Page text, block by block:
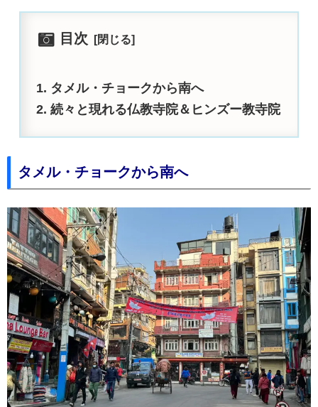
目次
タメル・チョークから南へ
続々と現れる仏教寺院＆ヒンズー教寺院
タメル・チョークから南へ